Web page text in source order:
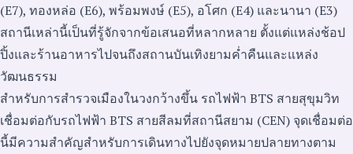
(E7), ทองหล่อ (E6), พร้อมพงษ์ (E5), อโศก (E4) และนานา (E3)
สถานีเหล่านี้เป็นที่รู้จักจากข้อเสนอที่หลากหลาย ตั้งแต่แหล่งช้อป
ปิ้งและร้านอาหารไปจนถึงสถานบันเทิงยามค่ำคืนและแหล่ง
วัฒนธรรม
สำหรับการสำรวจเมืองในวงกว้างขึ้น รถไฟฟ้า BTS สายสุขุมวิท
เชื่อมต่อกับรถไฟฟ้า BTS สายสีลมที่สถานีสยาม (CEN) จุดเชื่อมต่อ
นี้มีความสำคัญสำหรับการเดินทางไปยังจุดหมายปลายทางตาม